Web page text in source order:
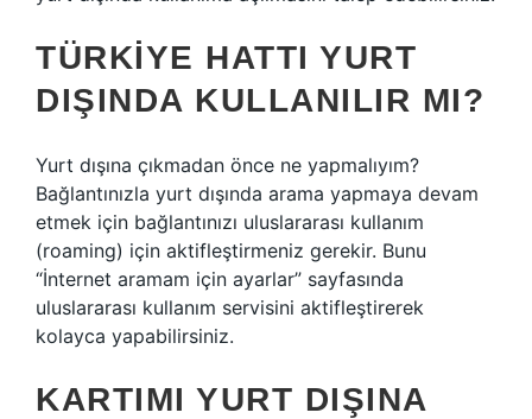
TÜRKIYE HATTI YURT
DIŞINDA KULLANILIR MI?
Yurt dışına çıkmadan önce ne yapmalıyım?
Bağlantınızla yurt dışında arama yapmaya devam
etmek için bağlantınızı uluslararası kullanım
(roaming) için aktifleştirmeniz gerekir. Bunu
“İnternet aramam için ayarlar” sayfasında
uluslararası kullanım servisini aktifleştirerek
kolayca yapabilirsiniz.
KARTIMI YURT DIŞINA